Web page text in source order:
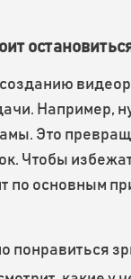
Например,
Это
Чтобы
по основным
понравиться